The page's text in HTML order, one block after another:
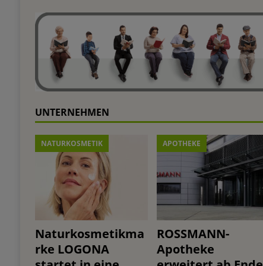
UNTERNEHMEN
NATURKOSMETIK
Naturkosmetikma
rke LOGONA
APOTHEKE
ROSSMANN-
Apotheke